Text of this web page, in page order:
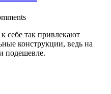
себе так привлекают
конструкции, ведь на
подешевле.